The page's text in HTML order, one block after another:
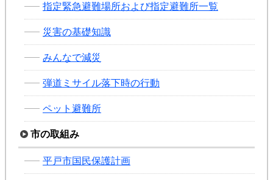
指定緊急避難場所および指定避難所一覧
災害の基礎知識
みんなで減災
弾道ミサイル落下時の行動
ペット避難所
市の取組み
平戸市国民保護計画